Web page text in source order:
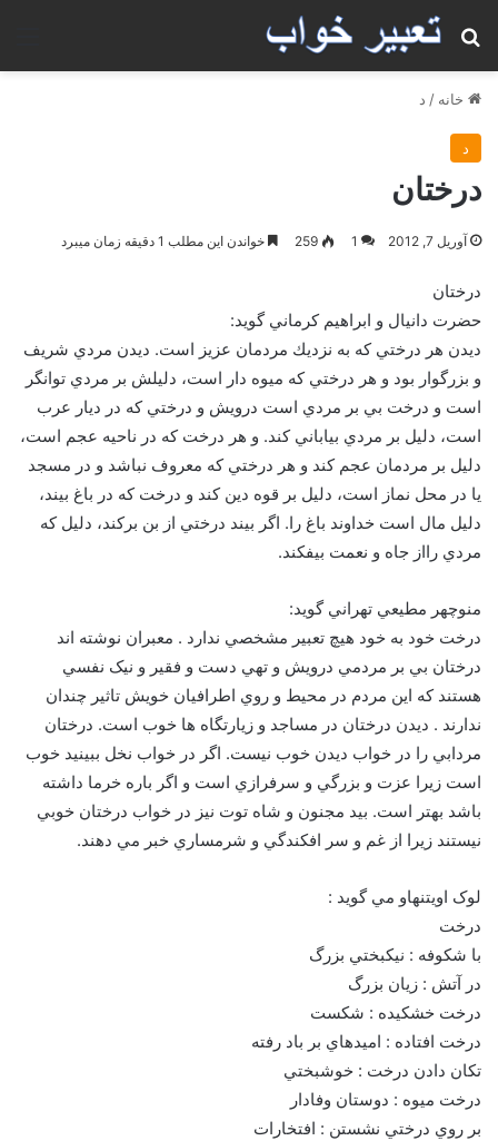
جستجو برای
خانه / د
د
درختان
آوریل 7, 2012 1
259 خواندن این مطلب 1 دقیقه زمان میبرد
درختان
حضرت دانيال و ابراهيم كرماني گويد:
ديدن هر درختي كه به نزديك مردمان عزيز است. ديدن مردي شريف
و بزرگوار بود و هر درختي كه ميوه دار است، دليلش بر مردي توانگر
است و درخت بي بر مردي است درويش و درختي كه در ديار عرب
است، دليل بر مردي بياباني كند. و هر درخت كه در ناحيه عجم است،
دليل بر مردمان عجم كند و هر درختي كه معروف نباشد و در مسجد
يا در محل نماز است، دليل بر قوه دين كند و درخت كه در باغ بيند،
دليل مال است خداوند باغ را. اگر بيند درختي از بن بركند، دليل كه
مردي رااز جاه و نعمت بيفكند.
منوچهر مطيعي تهراني گويد:
درخت خود به خود هيچ تعبير مشخصي ندارد . معبران نوشته اند
درختان بي بر مردمي درويش و تهي دست و فقير و نيک نفسي
هستند که اين مردم در محيط و روي اطرافيان خويش تاثير چندان
ندارند . ديدن درختان در مساجد و زيارتگاه ها خوب است. درختان
مردابي را در خواب ديدن خوب نيست. اگر در خواب نخل ببينيد خوب
است زيرا عزت و بزرگي و سرفرازي است و اگر باره خرما داشته
باشد بهتر است. بيد مجنون و شاه توت نيز در خواب درختان خوبي
نيستند زيرا از غم و سر افکندگي و شرمساري خبر مي دهند.
لوک اويتنهاو مي گويد :
درخت
با شکوفه : نيکبختي بزرگ
در آتش : زيان بزرگ
درخت خشکيده : شکست
درخت افتاده : اميدهاي بر باد رفته
تکان دادن درخت : خوشبختي
درخت ميوه : دوستان وفادار
بر روي درختي نشستن : افتخارات